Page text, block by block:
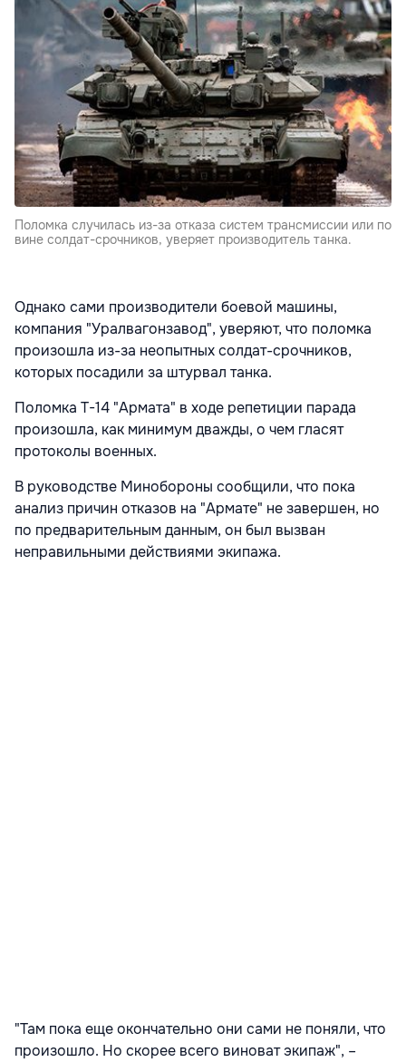
Поломка случилась из-за отказа систем трансмиссии или по
вине солдат-срочников, уверяет производитель танка.
Однако сами производители боевой машины,
компания "Уралвагонзавод", уверяют, что поломка
произошла из-за неопытных солдат-срочников,
которых посадили за штурвал танка.
Поломка Т-14 "Армата" в ходе репетиции парада
произошла, как минимум дважды, о чем гласят
протоколы военных.
В руководстве Минобороны сообщили, что пока
анализ причин отказов на "Армате" не завершен, но
по предварительным данным, он был вызван
неправильными действиями экипажа.
"Там пока еще окончательно они сами не поняли, что
произошло. Но скорее всего виноват экипаж", –